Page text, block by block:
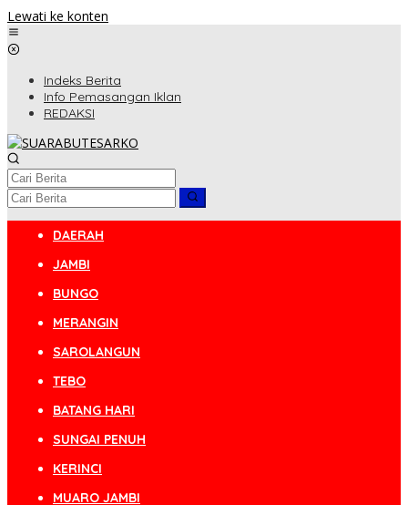
Lewati ke konten
Indeks Berita
Info Pemasangan Iklan
REDAKSI
DAERAH
JAMBI
BUNGO
MERANGIN
SAROLANGUN
TEBO
BATANG HARI
SUNGAI PENUH
KERINCI
MUARO JAMBI